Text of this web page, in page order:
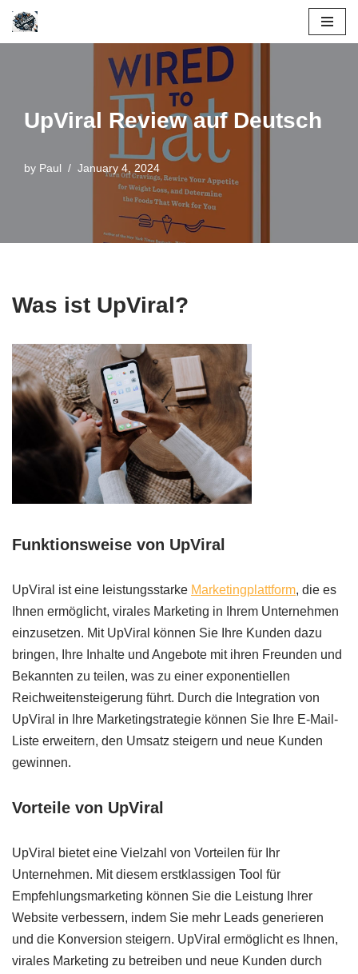
Skip
UpViral Review auf Deutsch
by Paul January 4, 2024
Was ist UpViral?
Funktionsweise von UpViral
UpViral ist eine leistungsstarke Marketingplattform, die es
Ihnen ermöglicht, virales Marketing in Ihrem Unternehmen
einzusetzen. Mit UpViral können Sie Ihre Kunden dazu
bringen, Ihre Inhalte und Angebote mit ihren Freunden und
Bekannten zu teilen, was zu einer exponentiellen
Reichweitensteigerung führt. Durch die Integration von
UpViral in Ihre Marketingstrategie können Sie Ihre E-Mail-
Liste erweitern, den Umsatz steigern und neue Kunden
gewinnen.
Vorteile von UpViral
UpViral bietet eine Vielzahl von Vorteilen für Ihr
Unternehmen. Mit diesem erstklassigen Tool für
Empfehlungsmarketing können Sie die Leistung Ihrer
Website verbessern, indem Sie mehr Leads generieren
und die Konversion steigern. UpViral ermöglicht es Ihnen,
virales Marketing zu betreiben und neue Kunden durch